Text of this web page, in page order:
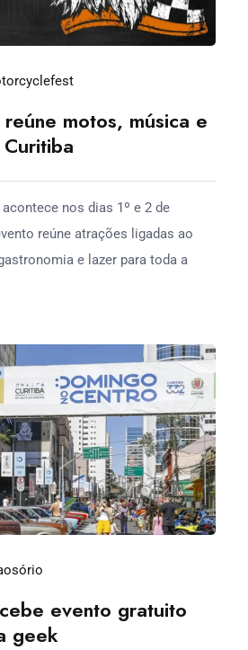
motos, música e
nos dias 1º e 2 de
reúne atrações ligadas ao
e lazer para toda a
evento gratuito
geek